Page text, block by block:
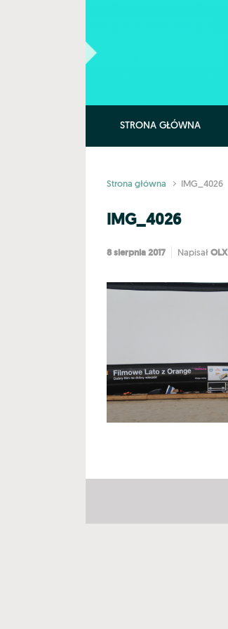
STRONA GŁÓWNA
Strona główna IMG_4026
IMG_4026
8 sierpnia 2017 Napisał OLX